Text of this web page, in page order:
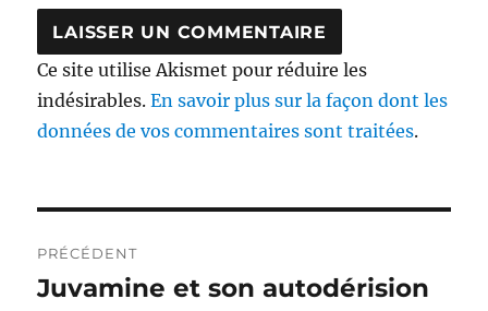
Ce site utilise Akismet pour réduire les
indésirables.En savoir plus sur la façon dont les
données de vos commentaires sont traitées.
de
PRÉCÉDENT
Publication
Juvamine et son autodérision